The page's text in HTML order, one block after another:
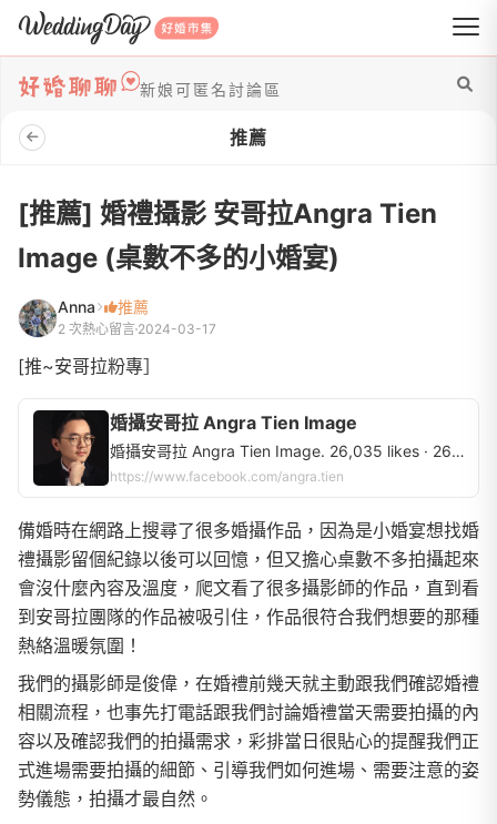
WeddingDay 好婚市集
新娘可匿名討論區
推薦
[推薦] 婚禮攝影 安哥拉Angra Tien
Image (桌數不多的小婚宴)
Anna 推薦
2 次熱心留言 2024-03-17
[推~安哥拉粉專］
婚攝安哥拉 Angra Tien Image
婚攝安哥拉 Angra Tien Image. 26,035 likes · 26 talking about this. 官網：https://angratien.com 訊息：m.me/angra.tien Line ID：angratien Youtube 頻道 https://www.youtube.com/@ATimageStudio...
https://www.facebook.com/angra.tien
備婚時在網路上搜尋了很多婚攝作品，因為是小婚宴想找婚
禮攝影留個紀錄以後可以回憶，但又擔心桌數不多拍攝起來
會沒什麼內容及溫度，爬文看了很多攝影師的作品，直到看
到安哥拉團隊的作品被吸引住，作品很符合我們想要的那種
熱絡溫暖氛圍！
我們的攝影師是俊偉，在婚禮前幾天就主動跟我們確認婚禮
相關流程，也事先打電話跟我們討論婚禮當天需要拍攝的內
容以及確認我們的拍攝需求，彩排當日很貼心的提醒我們正
式進場需要拍攝的細節、引導我們如何進場、需要注意的姿
勢儀態，拍攝才最自然。